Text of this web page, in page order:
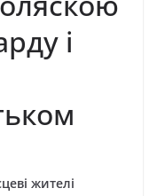
і
жителі